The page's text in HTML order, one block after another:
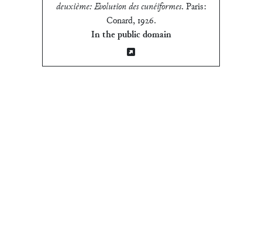
deuxième: Evolution des cunéiformes. Paris:
Conard, 1926.
In the public domain